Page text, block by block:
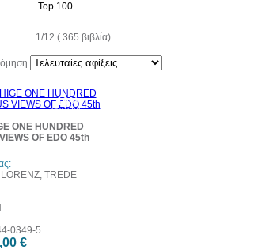
Top 100
1/12 ( 365 βιβλία)
10%
έκπτωση
ONE HUNDRED
OF EDO 45th
TREDE
0349-5
€